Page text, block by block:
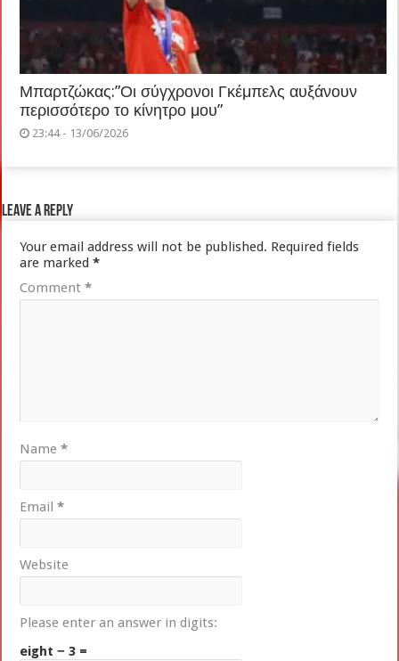
Μπαρτζώκας:”Οι σύγχρονοι Γκέμπελς αυξάνουν
περισσότερο το κίνητρο μου”
23:44 - 13/06/2026
Leave a Reply
Your email address will not be published. Required fields
are marked*
Comment*
Name*
Email*
Website
Please enter an answer in digits:
eight − 3 =